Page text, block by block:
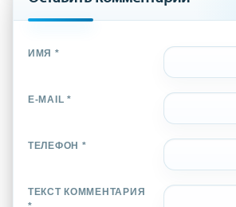
ИМЯ *
E-MAIL *
ТЕЛЕФОН *
ТЕКСТ КОММЕНТАРИЯ